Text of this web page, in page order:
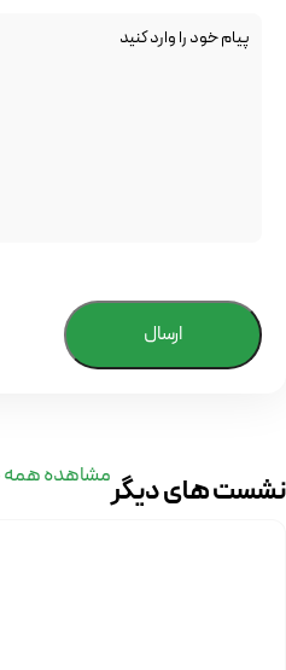
ارسال
نشست های دیگرمشاهده همه